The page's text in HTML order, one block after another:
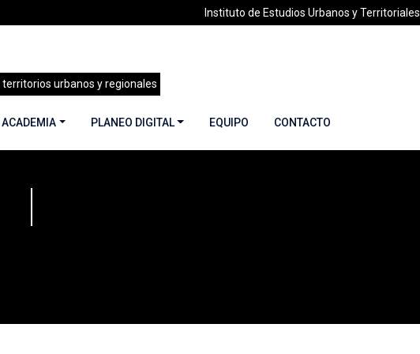
Instituto de Estudios Urbanos y Territoriales
territorios urbanos y regionales
PLANEO DIGITAL EQUIPO CONTACTO